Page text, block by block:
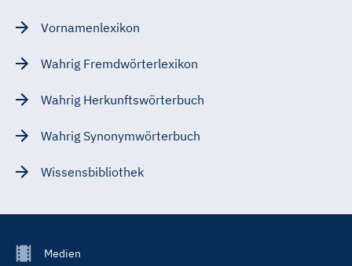
Vornamenlexikon
Wahrig Fremdwörterlexikon
Wahrig Herkunftswörterbuch
Wahrig Synonymwörterbuch
Wissensbibliothek
FooterMedien